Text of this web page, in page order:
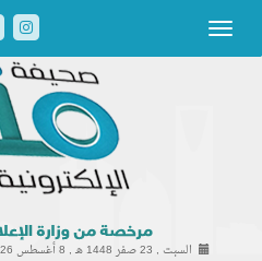
السبت , 23 صفر 1448 هـ , 8 أغسطس 2026 م |